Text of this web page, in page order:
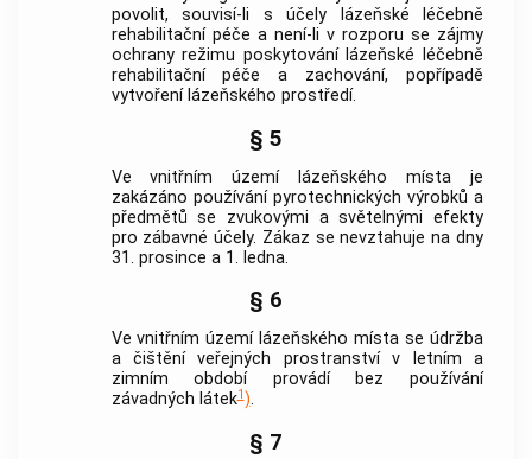
povolit, souvisí-li s účely lázeňské léčebně
rehabilitační péče a není-li v rozporu se zájmy
ochrany režimu poskytování lázeňské léčebně
rehabilitační péče a zachování, popřípadě
vytvoření lázeňského prostředí.
§ 5
Ve vnitřním území lázeňského místa je
zakázáno používání pyrotechnických výrobků a
předmětů se zvukovými a světelnými efekty
pro zábavné účely. Zákaz se nevztahuje na dny
31. prosince a 1. ledna.
§ 6
Ve vnitřním území lázeňského místa se údržba
a čištěníveřejných prostranstvív letním a
zimním období provádí bez používání
závadných látek1).
§ 7